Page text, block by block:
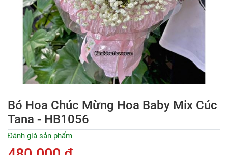
Bó Hoa Chúc Mừng Hoa Baby Mix Cúc
Tana - HB1056
Đánh giá sản phẩm